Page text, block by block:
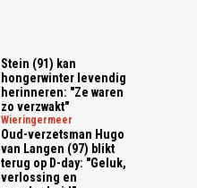
Stein (91) kan
hongerwinter levendig
herinneren: "Ze waren
zo verzwakt"
wieringermeer
Oud-verzetsman Hugo
van Langen (97) blikt
terug op D-day: "Geluk,
verlossing en